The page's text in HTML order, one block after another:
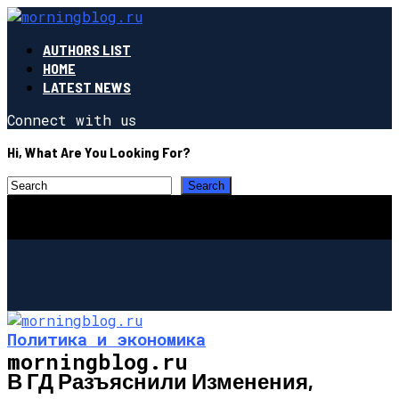
AUTHORS LIST
HOME
LATEST NEWS
Connect with us
Hi, What Are You Looking For?
morningblog.ru
Политика и экономика
В ГД Разъяснили Изменения,